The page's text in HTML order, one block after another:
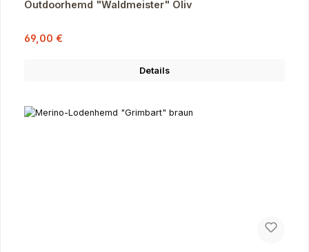
Outdoorhemd "Waldmeister" Oliv
Verkaufspreis:
69,00 €
Details